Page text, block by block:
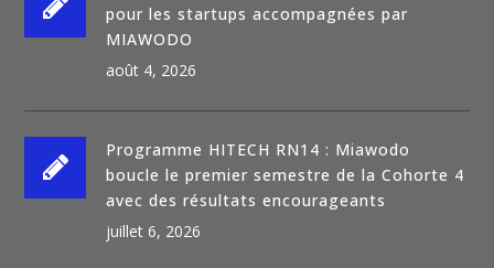
pour les startups accompagnées par
MIAWODO
août 4, 2026
Programme HITECH RN14 : Miawodo
boucle le premier semestre de la Cohorte 4
avec des résultats encourageants
juillet 6, 2026